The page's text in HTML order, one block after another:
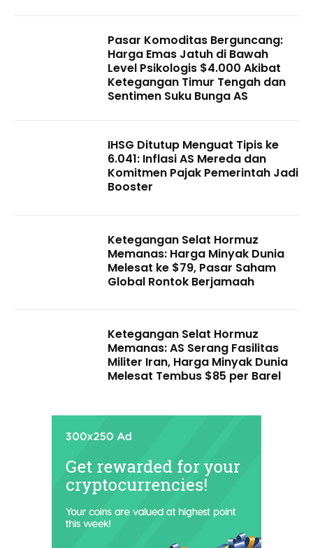
Pasar Komoditas Berguncang:
Harga Emas Jatuh di Bawah
Level Psikologis $4.000 Akibat
Ketegangan Timur Tengah dan
Sentimen Suku Bunga AS
IHSG Ditutup Menguat Tipis ke
6.041: Inflasi AS Mereda dan
Komitmen Pajak Pemerintah Jadi
Booster
Ketegangan Selat Hormuz
Memanas: Harga Minyak Dunia
Melesat ke $79, Pasar Saham
Global Rontok Berjamaah
Ketegangan Selat Hormuz
Memanas: AS Serang Fasilitas
Militer Iran, Harga Minyak Dunia
Melesat Tembus $85 per Barel